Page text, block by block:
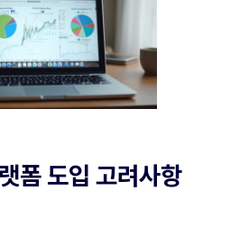
폼 도입 고려사항